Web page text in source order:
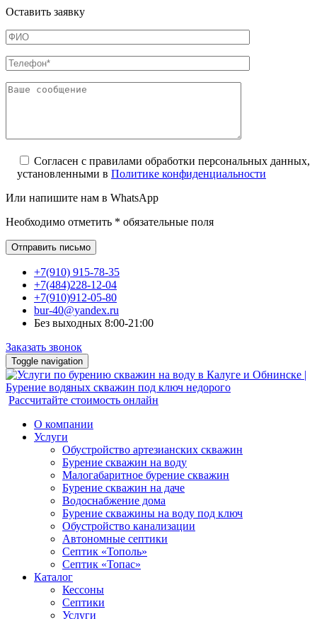
Оставить заявку
Согласен с правилами обработки персональных данных,
установленными в Политике конфиденциальности
Или напишите нам в WhatsApp
Необходимо отметить * обязательные поля
+7(910) 915-78-35
+7(484)228-12-04
+7(910)912-05-80
bur-40@yandex.ru
Без выходных 8:00-21:00
Заказать звонок
Toggle navigation
Рассчитайте стоимость онлайн
О компании
Услуги
Обустройство артезианских скважин
Бурение скважин на воду
Малогабаритное бурение скважин
Бурение скважин на даче
Водоснабжение дома
Бурение скважины на воду под ключ
Обустройство канализации
Автономные септики
Септик «Тополь»
Септик «Топас»
Каталог
Кессоны
Септики
Услуги